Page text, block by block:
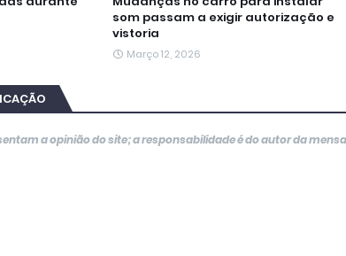
som passam a exigir autorização e
vistoria
Março 12, 2026
a opinião do site; a responsabilidade é do autor da